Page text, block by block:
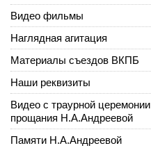
Видео фильмы
Наглядная агитация
Материалы съездов ВКПБ
Наши реквизиты
Видео с траурной церемонии
прощания Н.А.Андреевой
Памяти Н.А.Андреевой